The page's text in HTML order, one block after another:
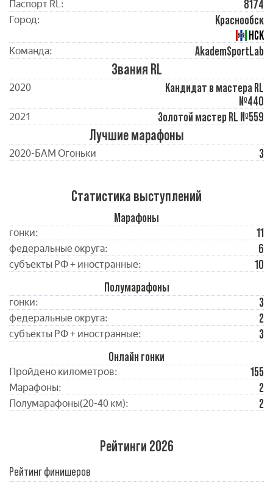
Паспорт RL: 8174
Город:
Краснообск
НСК
Команда: AkademSportLab
Звания RL
2020
Кандидат в мастера RL
№440
2021 Золотой мастер RL №559
Лучшие марафоны
2020-БАМ Огоньки 3
Статистика выступлений
Марафоны
гонки: 11
федеральные округа: 6
субъекты РФ + иностранные:
10
Полумарафоны
гонки: 3
федеральные округа: 2
субъекты РФ + иностранные:
3
Онлайн гонки
Пройдено километров: 155
Марафоны: 2
Полумарафоны(20-40 км): 2
Рейтинги 2026
Рейтинг финишеров